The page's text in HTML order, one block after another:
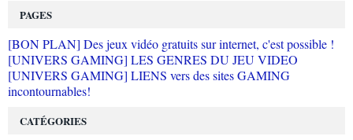
PAGES
[BON PLAN] Des jeux vidéo gratuits sur internet, c'est possible !
[UNIVERS GAMING] LES GENRES DU JEU VIDEO
[UNIVERS GAMING] LIENS vers des sites GAMING
incontournables!
CATÉGORIES